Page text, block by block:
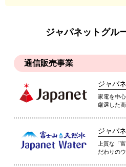
ジャパネットグル
通信販売事業
ジャパ
家電を中
厳選した
ジャパ
上質な「
だわりの